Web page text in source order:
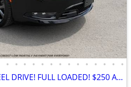
• • • • • • • • • • • • • •
ZERO DOWN! ALL WHEEL DRIVE! FULL LOADED! $250 A MONTH!